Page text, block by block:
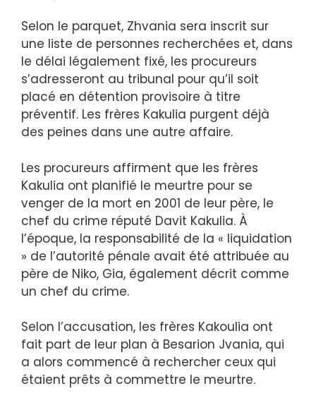
Selon le parquet, Zhvania sera inscrit sur
une liste de personnes recherchées et, dans
le délai légalement fixé, les procureurs
s’adresseront au tribunal pour qu’il soit
placé en détention provisoire à titre
préventif. Les frères Kakulia purgent déjà
des peines dans une autre affaire.
Les procureurs affirment que les frères
Kakulia ont planifié le meurtre pour se
venger de la mort en 2001 de leur père, le
chef du crime réputé Davit Kakulia. À
l’époque, la responsabilité de la « liquidation
» de l’autorité pénale avait été attribuée au
père de Niko, Gia, également décrit comme
un chef du crime.
Selon l’accusation, les frères Kakoulia ont
fait part de leur plan à Besarion Jvania, qui
a alors commencé à rechercher ceux qui
étaient prêts à commettre le meurtre.